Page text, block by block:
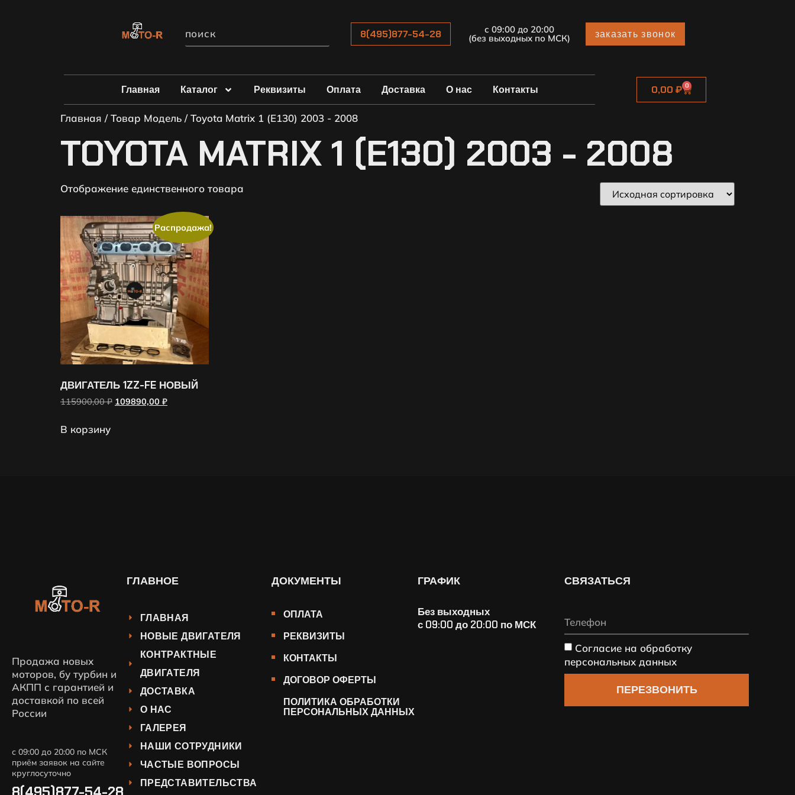
8(495)877-54-28 с 09:00 до 20:00
(без выходных по МСК) заказать звонок
Главная Каталог Реквизиты Оплата Доставка О нас Контакты 0,00₽ 0
Главная / Товар Модель / Toyota Matrix 1 (E130) 2003 - 2008
TOYOTA MATRIX 1 (E130) 2003 - 2008
Отображение единственного товара
Распродажа!
ДВИГАТЕЛЬ 1ZZ-FE НОВЫЙ
115900,00₽ 109890,00 ₽
В корзину
Продажа новых
моторов, бу турбин и
АКПП с гарантией и
доставкой по всей
России
с 09:00 до 20:00 по МСК
приём заявок на сайте
круглосуточно
ГЛАВНОЕ
ГЛАВНАЯ
НОВЫЕ ДВИГАТЕЛЯ
КОНТРАКТНЫЕ
ДВИГАТЕЛЯ
ДОСТАВКА
О НАС
ГАЛЕРЕЯ
НАШИ СОТРУДНИКИ
ЧАСТЫЕ ВОПРОСЫ
ПРЕДСТАВИТЕЛЬСТВА
ДОКУМЕНТЫ
ОПЛАТА
РЕКВИЗИТЫ
КОНТАКТЫ
ДОГОВОР ОФЕРТЫ
ПОЛИТИКА ОБРАБОТКИ
ПЕРСОНАЛЬНЫХ ДАННЫХ
ГРАФИК
Без выходных
с 09:00 до 20:00 по МСК
СВЯЗАТЬСЯ
Согласие на обработку
персональных данных
ПЕРЕЗВОНИТЬ